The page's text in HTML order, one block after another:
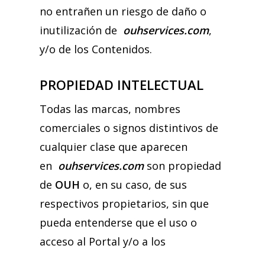
no entrañen un riesgo de daño o
inutilización de ouhservices.com,
y/o de los Contenidos.
PROPIEDAD INTELECTUAL
Todas las marcas, nombres
comerciales o signos distintivos de
cualquier clase que aparecen
en ouhservices.comson propiedad
de OUH o, en su caso, de sus
respectivos propietarios, sin que
pueda entenderse que el uso o
acceso al Portal y/o a los